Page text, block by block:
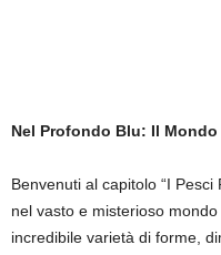
Nel Profondo Blu: Il
Benvenuti al capitolo “I Pesci
nel vasto e misterioso
incredibile varietà di forme,